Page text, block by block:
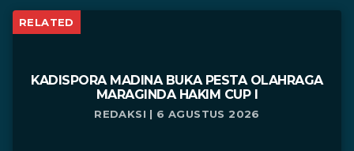
RELATED
KADISPORA MADINA BUKA PESTA OLAHRAGA
MARAGINDA HAKIM CUP I
REDAKSI | 6 AGUSTUS 2026